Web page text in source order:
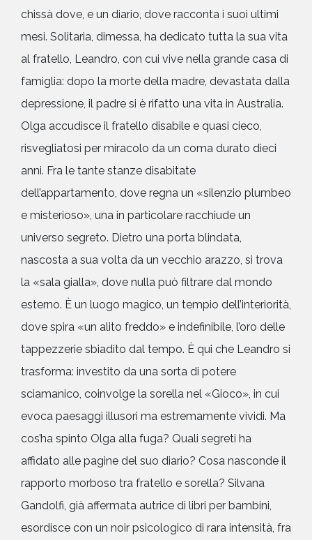
chissà dove, e un diario, dove racconta i suoi ultimi
mesi. Solitaria, dimessa, ha dedicato tutta la sua vita
al fratello, Leandro, con cui vive nella grande casa di
famiglia: dopo la morte della madre, devastata dalla
depressione, il padre si è rifatto una vita in Australia.
Olga accudisce il fratello disabile e quasi cieco,
risvegliatosi per miracolo da un coma durato dieci
anni. Fra le tante stanze disabitate
dell’appartamento, dove regna un «silenzio plumbeo
e misterioso», una in particolare racchiude un
universo segreto. Dietro una porta blindata,
nascosta a sua volta da un vecchio arazzo, si trova
la «sala gialla», dove nulla può filtrare dal mondo
esterno. È un luogo magico, un tempio dell’interiorità,
dove spira «un alito freddo» e indefinibile, l’oro delle
tappezzerie sbiadito dal tempo. È qui che Leandro si
trasforma: investito da una sorta di potere
sciamanico, coinvolge la sorella nel «Gioco», in cui
evoca paesaggi illusori ma estremamente vividi. Ma
cos’ha spinto Olga alla fuga? Quali segreti ha
affidato alle pagine del suo diario? Cosa nasconde il
rapporto morboso tra fratello e sorella? Silvana
Gandolfi, già affermata autrice di libri per bambini,
esordisce con un noir psicologico di rara intensità, fra